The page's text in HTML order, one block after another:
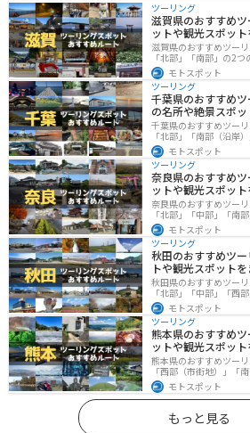
ツーリング
滋賀県のおすすめ
ットや観光スポッ
滋賀県のおすすめツー
「北部」「南部」の2
でなく、比叡山ドライ
ットも多数あります。
く際は参考にしてくださ
モトスポット
ツーリング
千葉県のおすすめ
の名所や絶景スポ
千葉県のおすすめツー
「北部」「南部（沿岸
別で紹介します！千葉
海と山どちらも堪能で
所です。
モトスポット
ツーリング
奈良県のおすすめ
ットや観光スポッ
奈良県のおすすめツー
「北部」「中部」「南
史のある神社寺院が多
を満喫するツーリング
ーリングに行く際は参考
モトスポット
ツーリング
秋田のおすすめツ
トや観光スポット
秋田県のおすすめツー
「北部」「中部」「西
然豊かな山々や湖、温
楽しめるスポットが多
ーリングに行く際は参考
モトスポット
ツーリング
熊本県のおすすめ
ットや観光スポッ
熊本県のおすすめツー
「西部（市街地）」「
の4つのルート紹介しま
した豊かな自然や、熊
観光スポットが多数あり
バイクで熊本県にツー
さい。
モトスポット
もっと見る